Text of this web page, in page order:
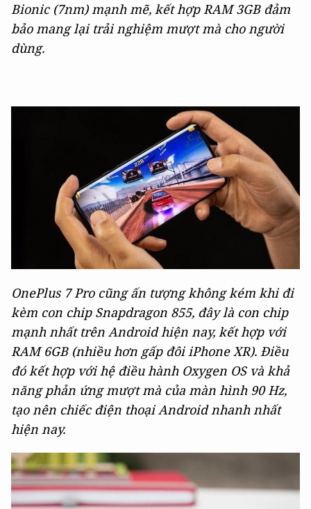
Bionic (7nm) mạnh mẽ, kết hợp RAM 3GB đảm
bảo mang lại trải nghiệm mượt mà cho người
dùng.
OnePlus 7 Pro cũng ấn tượng không kém khi đi
kèm con chip Snapdragon 855, đây là con chip
mạnh nhất trên Android hiện nay, kết hợp với
RAM 6GB (nhiều hơn gấp đôi iPhone XR). Điều
đó kết hợp với hệ điều hành Oxygen OS và khả
năng phản ứng mượt mà của màn hình 90 Hz,
tạo nên chiếc điện thoại Android nhanh nhất
hiện nay.